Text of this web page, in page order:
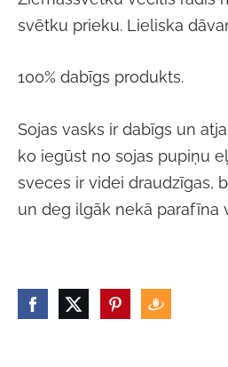
svētku prieku. Lieliska
100% dabīgs produkts.
Sojas vasks ir dabīgs un
ko iegūst no sojas pupiņu
sveces ir videi draudzīgas,
un deg ilgāk nekā parafīna